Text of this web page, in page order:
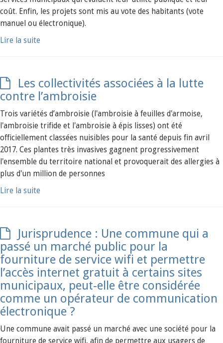
coût. Enfin, les projets sont mis au vote des habitants (vote
manuel ou électronique).
Lire la suite
Les collectivités associées à la lutte
contre l’ambroisie
Trois variétés d’ambroisie (l'ambroisie à feuilles d'armoise,
l'ambroisie trifide et l'ambroisie à épis lisses) ont été
officiellement classées nuisibles pour la santé depuis fin avril
2017. Ces plantes très invasives gagnent progressivement
l'ensemble du territoire national et provoquerait des allergies à
plus d'un million de personnes
Lire la suite
Jurisprudence : Une commune qui a
passé un marché public pour la
fourniture de service wifi et permettre
l’accès internet gratuit à certains sites
municipaux, peut-elle être considérée
comme un opérateur de communication
électronique ?
Une commune avait passé un marché avec une société pour la
fourniture de service wifi, afin de permettre aux usagers de